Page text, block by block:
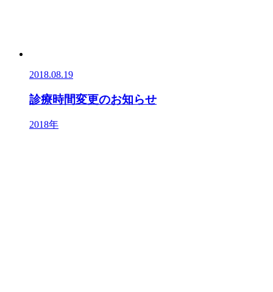
2018.08.19
診療時間変更のお知らせ
2018年